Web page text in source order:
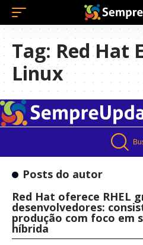
Tag: Red Hat
Linux
Posts do autor
Red Hat oferece RHEL
desenvolvedores:
produção com foco em
híbrida